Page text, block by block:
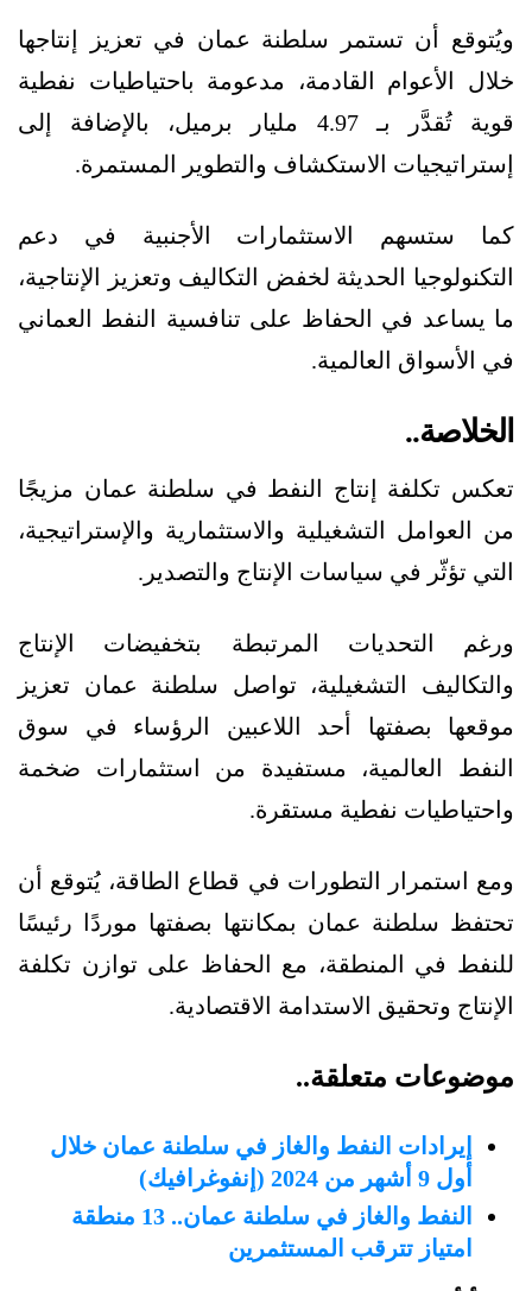
ويُتوقع أن تستمر سلطنة عمان في تعزيز إنتاجها
خلال الأعوام القادمة، مدعومة باحتياطيات نفطية
قوية تُقدَّر بـ 4.97 مليار برميل، بالإضافة إلى
إستراتيجيات الاستكشاف والتطوير المستمرة.
كما ستسهم الاستثمارات الأجنبية في دعم
التكنولوجيا الحديثة لخفض التكاليف وتعزيز الإنتاجية،
ما يساعد في الحفاظ على تنافسية النفط العماني
في الأسواق العالمية.
الخلاصة..
تعكس تكلفة إنتاج النفط في سلطنة عمان مزيجًا
من العوامل التشغيلية والاستثمارية والإستراتيجية،
التي تؤثّر في سياسات الإنتاج والتصدير.
ورغم التحديات المرتبطة بتخفيضات الإنتاج
والتكاليف التشغيلية، تواصل سلطنة عمان تعزيز
موقعها بصفتها أحد اللاعبين الرؤساء في سوق
النفط العالمية، مستفيدة من استثمارات ضخمة
واحتياطيات نفطية مستقرة.
ومع استمرار التطورات في قطاع الطاقة، يُتوقع أن
تحتفظ سلطنة عمان بمكانتها بصفتها موردًا رئيسًا
للنفط في المنطقة، مع الحفاظ على توازن تكلفة
الإنتاج وتحقيق الاستدامة الاقتصادية.
موضوعات متعلقة..
إيرادات النفط والغاز في سلطنة عمان خلال
أول 9 أشهر من 2024 (إنفوغرافيك)
النفط والغاز في سلطنة عمان.. 13 منطقة
امتياز تترقب المستثمرين